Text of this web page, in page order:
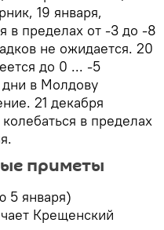
19 января,
в пределах от -3 до -8
не ожидается. 20
до 0 ... -5
в Молдову
21 декабря
в пределах
приметы
5 января)
Крещенский